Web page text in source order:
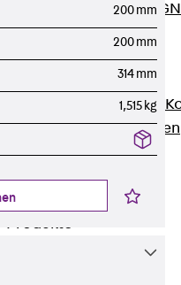
FERBOX®-
CAD und BIM
Services
Services
Beratung, Planung,
Individuelle Lösungen
Referenzen
Zurück
Ausbau
Produkte
Produkte
200 mm
200 mm
314 mm
1,515 kg